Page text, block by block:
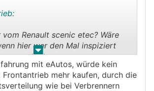
. .
vom Renault scenic etec? Wäre
hier wer den Mal inspiziert
mit eAutos, würde kein
mehr kaufen, durch die
wie bei Verbrennern